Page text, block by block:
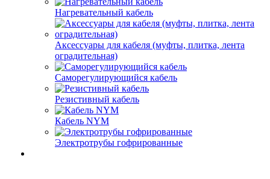
Нагревательный кабель
Аксессуары для кабеля (муфты, плитка, лента
оградительная)
Саморегулирующийся кабель
Резистивный кабель
Кабель NYM
Электротрубы гофрированные